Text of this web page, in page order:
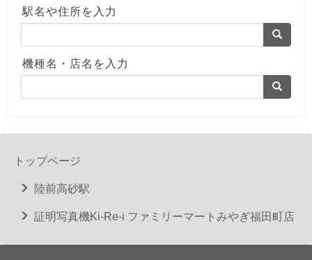
駅名や住所を入力
機種名・店名を入力
トップページ
陸前高砂駅
証明写真機Ki-Re-i ファミリーマートみやぎ福田町店